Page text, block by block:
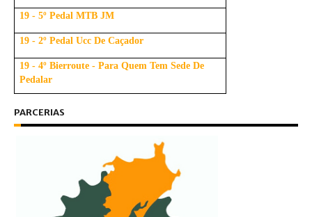
19 - 5º Pedal MTB JM
19 - 2º Pedal Ucc De Caçador
19 - 4º Bierroute - Para Quem Tem Sede De
Pedalar
PARCERIAS